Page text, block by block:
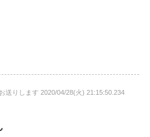
送りします 2020/04/28(火) 21:15:50.234